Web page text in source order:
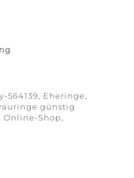
564139, Eheringe,
günstig
Shop,